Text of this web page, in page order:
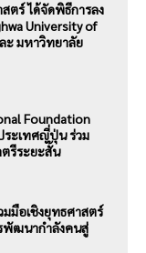
ตร์ ได้จัดพิธีการลง
University of
ะ มหาวิทยาลัย
Foundation
ระเทศญี่ปุ่น ร่วม
รีระยะสั้น
มือเชิงยุทธศาสตร์
พัฒนากำลังคนสู่